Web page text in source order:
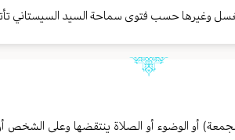
وغيرها حسب فتوى سماحة السيد السيستاني
أو الوضوء أو الصلاة ينتقضها وعلى